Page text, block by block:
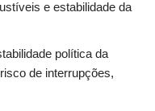
e estabilidade da
política da
de interrupções,